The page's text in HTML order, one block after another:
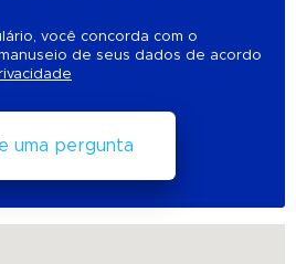
você concorda com o
de seus dados de acordo